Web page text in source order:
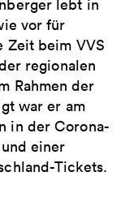
lebt in
vor für
Zeit beim VVS
regionalen
Rahmen der
war er am
in der Corona-
einer
Tickets.